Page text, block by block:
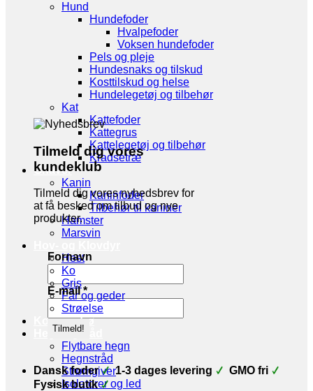
Hund
Hundefoder
Hvalpefoder
Voksen hundefoder
Pels og pleje
Hundesnaks og tilskud
Kosttilskud og helse
Hundelegetøj og tilbehør
Kat
Kattefoder
Kattegrus
Kattelegetøj og tilbehør
Kradsetræ
Gnaver
Kanin
Kaninfoder
Tilbehør til kaniner
Hamster
Marsvin
Hest
Ko
Gris
Får og geder
Strøelse
Korn og frø
Hegn og tråd
Flytbare hegn
Hegnstråd
Strømgiver
Isolatorer og led
Tilmeld dig vores
kundeklub
Tilmeld dig vores nyhedsbrev for
at få besked om tilbud og nye
produkter.
Fornavn
E-mail*
Dansk foder 1-3 dages levering
GMO fri
Fysisk butik